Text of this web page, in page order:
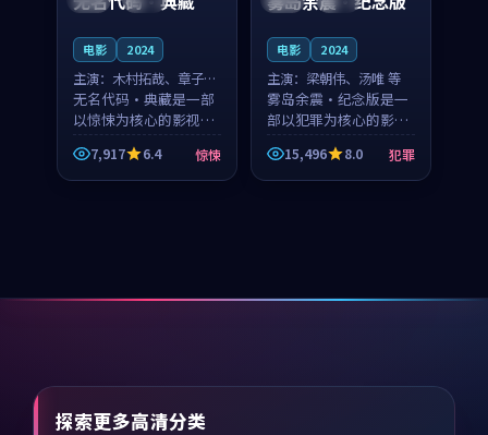
电影 2024
主演： 木村拓哉、章子怡
等
无名代码·典藏是一部
以惊悚为核心的影视作
品，围绕危机、反转与
人物成长展开，整体节
奏紧凑，值得推荐观
7,917 6.4 惊悚
电影 2024
主演： 梁朝伟、汤唯 等
雾岛余震·纪念版是一
部以犯罪为核心的影视
作品，围绕危机、反转
与人物成长展开，整体
节奏紧凑，值得推荐观
15,496 8.0 犯罪
探索更多高清分类